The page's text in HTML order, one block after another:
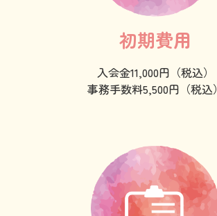
初期費用
入会金11,000円（税込）
事務手数料5,500円（税込）